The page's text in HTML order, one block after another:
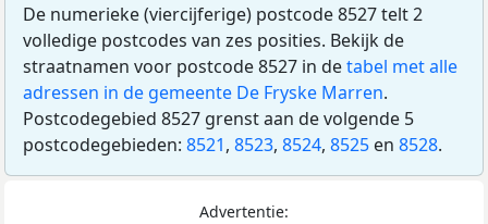
De numerieke (viercijferige) postcode 8527 telt 2
volledige postcodes van zes posities. Bekijk de
straatnamen voor postcode 8527 in detabel met alle
adressen in de gemeente De Fryske Marren.
Postcodegebied 8527 grenst aan de volgende 5
postcodegebieden: 8521, 8523, 8524, 8525 en 8528.
Advertentie: